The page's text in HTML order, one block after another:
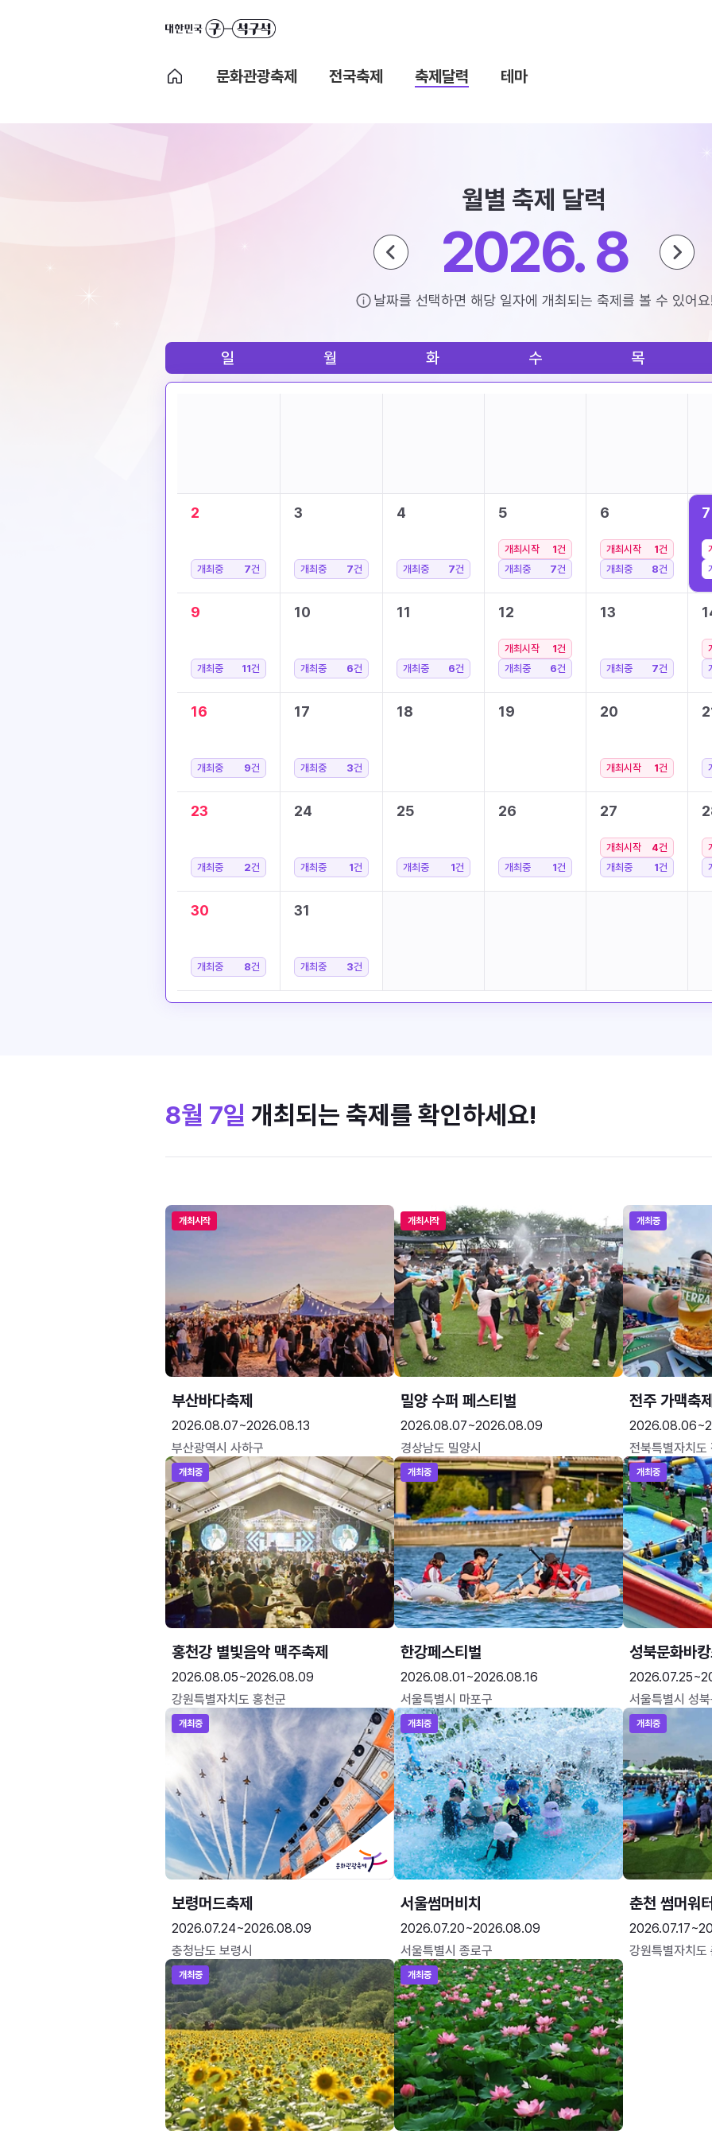
문화관광축제 전국축제 축제달력 테마
월별 축제 달력
2026. 8
날짜를 선택하면 해당 일자에 개최되는 축제를 볼 수 있어
일 월 화 수 목
2
개최중 7건
3
개최중 7건
4
개최중 7건
5
개최시작 1건
개최중
7건
6
개최시작 1건
개최중
8건
7
9
개최중 11건
10
개최중 6건
11
개최중 6건
12
개최시작 1건
개최중
6건
13
개최중 7건
16
개최중 9건
17
개최중 3건
18 19 20
개최시작 1건
23
개최중 2건
24
개최중 1건
25
개최중 1건
26
개최중 1건
27
개최시작 4건
개최중
1건
30
개최중 8건
31
개최중 3건
8월 7일 개최되는 축제를 확인하세요!
개최시작
부산바다축제
2026.08.07~2026.08.13
부산광역시 사하구
개최시작
밀양 수퍼 페스티벌
2026.08.07~2026.08.09
경상남도 밀양시
개최중
전주 가맥축
전북특별자치도
개최중
홍천강 별빛음악 맥주축제
2026.08.05~2026.08.09
강원특별자치도 홍천군
개최중
한강페스티벌
2026.08.01~2026.08.16
서울특별시 마포구
개최중
성북문화바
서울특별시 성
개최중
보령머드축제
2026.07.24~2026.08.09
충청남도 보령시
개최중
서울썸머비치
2026.07.20~2026.08.09
서울특별시 종로구
개최중
춘천 썸머워
강원특별자치도
개최중 개최중